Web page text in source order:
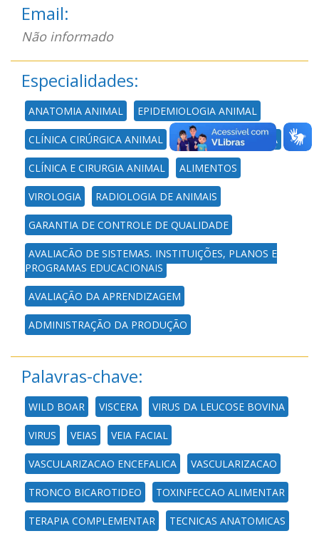
Email:
Não informado
Especialidades:
ANATOMIA ANIMAL EPIDEMIOLOGIA ANIMAL
CLÍNICA CIRÚRGICA ANIMAL ANATOMIA HUMANA
CLÍNICA E CIRURGIA ANIMAL ALIMENTOS
VIROLOGIA RADIOLOGIA DE ANIMAIS
GARANTIA DE CONTROLE DE QUALIDADE
AVALIAÇÃO DE SISTEMAS, INSTITUIÇÕES, PLANOS E
PROGRAMAS EDUCACIONAIS
AVALIAÇÃO DA APRENDIZAGEM
ADMINISTRAÇÃO DA PRODUÇÃO
Palavras-chave:
WILD BOAR VISCERA VIRUS DA LEUCOSE BOVINA
VIRUS VEIAS VEIA FACIAL
VASCULARIZACAO ENCEFALICA VASCULARIZACAO
TRONCO BICAROTIDEO TOXINFECCAO ALIMENTAR
TERAPIA COMPLEMENTAR TECNICAS ANATOMICAS